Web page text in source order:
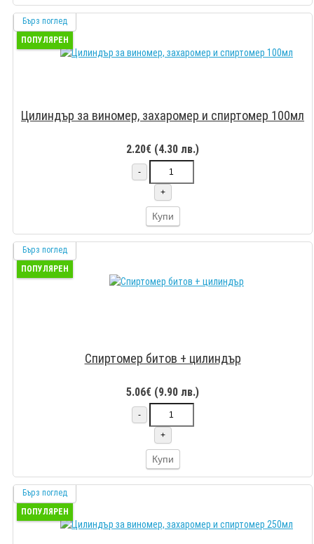
Бърз поглед
ПОПУЛЯРЕН
Цилиндър за виномер, захаромер и спиртомер 100мл
2.20€ (4.30 лв.)
-
+
Купи
Бърз поглед
ПОПУЛЯРЕН
Спиртомер битов + цилиндър
5.06€ (9.90 лв.)
-
+
Купи
Бърз поглед
ПОПУЛЯРЕН